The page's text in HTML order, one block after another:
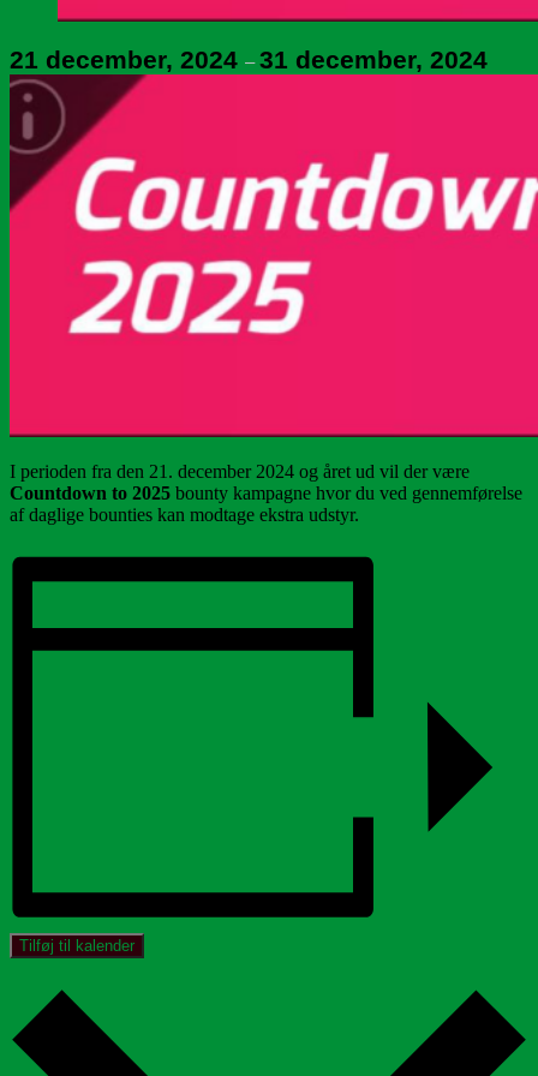
21 december, 2024 –31 december, 2024
I perioden fra den 21. december 2024 og året ud vil der være
Countdown to 2025 bounty kampagne hvor du ved gennemførelse
af daglige bounties kan modtage ekstra udstyr.
Tilføj til kalender